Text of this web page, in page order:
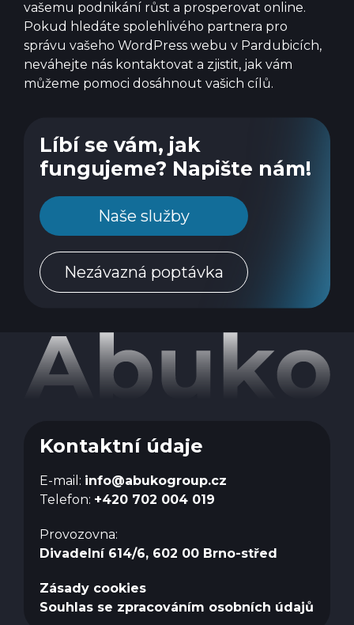
vašemu podnikání růst a prosperovat online.
Pokud hledáte spolehlivého partnera pro
správu vašeho WordPress webu v Pardubicích,
neváhejte nás kontaktovat a zjistit, jak vám
můžeme pomoci dosáhnout vašich cílů.
Líbí se vám, jak
fungujeme? Napište nám!
Naše služby
Nezávazná poptávka
Kontaktní údaje
E-mail: info@abukogroup.cz
Telefon: +420 702 004 019
Provozovna:
Divadelní 614/6, 602 00 Brno-střed
Zásady cookies
Souhlas se zpracováním osobních údajů